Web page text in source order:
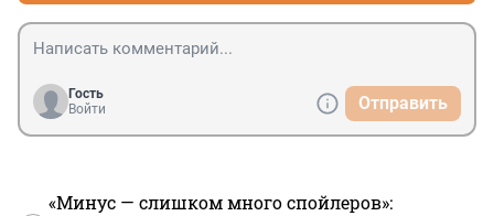
Гость
Войти
Отправить
«Минус — слишком много спойлеров»: